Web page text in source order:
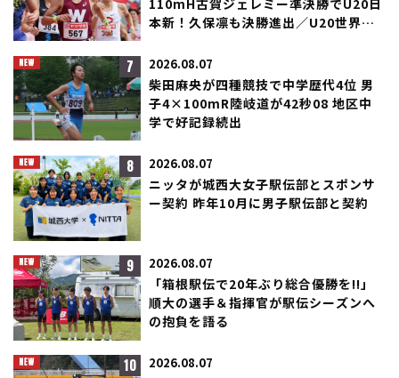
110mH古賀ジェレミー準決勝でU20日
本新！久保凛も決勝進出／U20世界選
7 2026.08.07
柴田麻央が四種競技で中学歴代4位 男
子4×100mR陸岐道が42秒08 地区中
学で好記録続出
8 2026.08.07
ニッタが城西大女子駅伝部とスポンサ
ー契約 昨年10月に男子駅伝部と契約
9 2026.08.07
「箱根駅伝で20年ぶり総合優勝を!!」
順大の選手＆指揮官が駅伝シーズンへ
の抱負を語る
10 2026.08.07